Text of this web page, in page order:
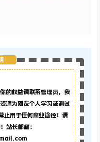
的权益请联系管理员， 我
源为网友个人学习或测试
止用于任何商业途径！请
站长邮箱：